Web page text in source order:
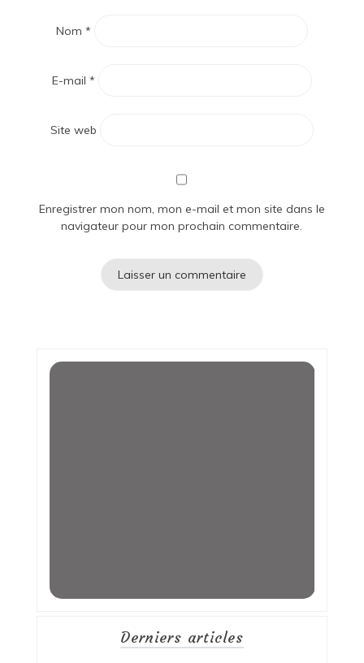
Nom *
E-mail *
Site web
Enregistrer mon nom, mon e-mail et mon site dans le
navigateur pour mon prochain commentaire.
Derniers articles